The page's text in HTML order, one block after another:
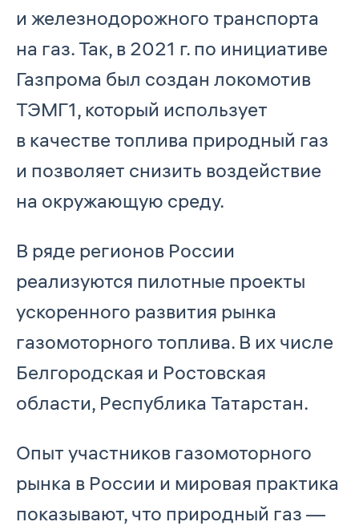
и железнодорожного транспорта
на газ. Так, в 2021 г. по инициативе
Газпрома был создан локомотив
ТЭМГ1, который использует
в качестве топлива природный газ
и позволяет снизить воздействие
на окружающую среду.
В ряде регионов России
реализуются пилотные проекты
ускоренного развития рынка
газомоторного топлива. В их числе
Белгородская и Ростовская
области, Республика Татарстан.
Опыт участников газомоторного
рынка в России и мировая практика
показывают, что природный газ —